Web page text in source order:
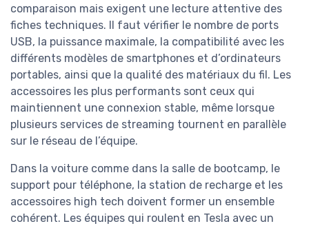
comparaison mais exigent une lecture attentive des
fiches techniques. Il faut vérifier le nombre de ports
USB, la puissance maximale, la compatibilité avec les
différents modèles de smartphones et d’ordinateurs
portables, ainsi que la qualité des matériaux du fil. Les
accessoires les plus performants sont ceux qui
maintiennent une connexion stable, même lorsque
plusieurs services de streaming tournent en parallèle
sur le réseau de l’équipe.
Dans la voiture comme dans la salle de bootcamp, le
support pour téléphone, la station de recharge et les
accessoires high tech doivent former un ensemble
cohérent. Les équipes qui roulent en Tesla avec un